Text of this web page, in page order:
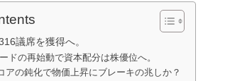
議席を獲得へ。
ドの再始動で資本配分は株優位へ。
アの鈍化で物価上昇にブレーキの兆しか？